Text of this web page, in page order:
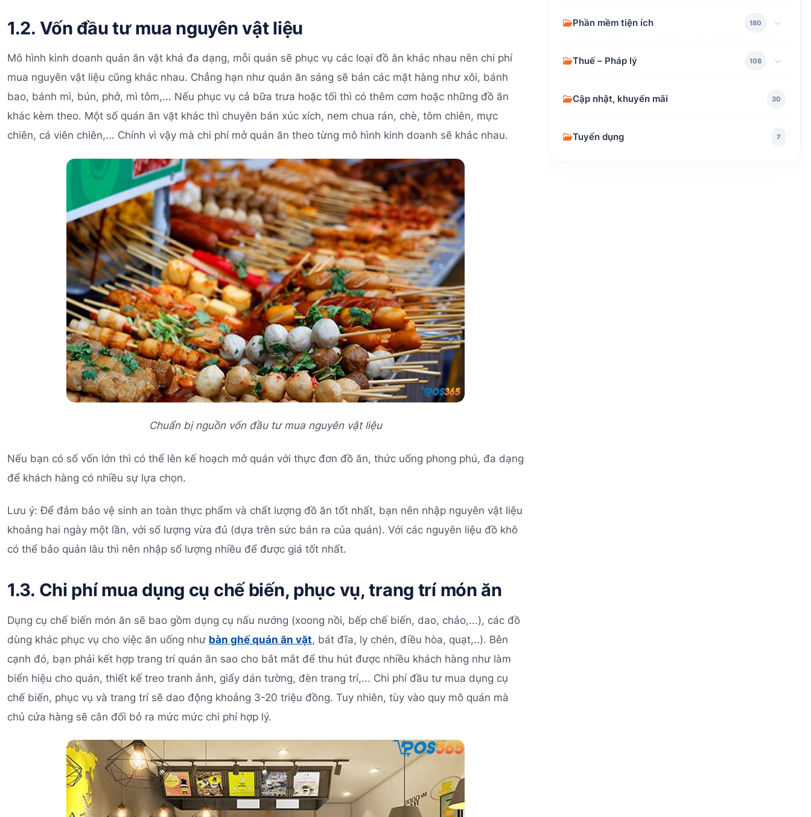
1.2. Vốn đầu tư mua nguyên vật liệu
Mô hình kinh doanh quán ăn vặt khá đa dạng, mỗi quán sẽ phục vụ các loại đồ ăn khác nhau nên chi phí
mua nguyên vật liệu cũng khác nhau. Chẳng hạn như quán ăn sáng sẽ bán các mặt hàng như xôi, bánh
bao, bánh mì, bún, phở, mì tôm,... Nếu phục vụ cả bữa trưa hoặc tối thì có thêm cơm hoặc những đồ ăn
khác kèm theo. Một số quán ăn vặt khác thì chuyên bán xúc xích, nem chua rán, chè, tôm chiên, mực
chiên, cá viên chiên,... Chính vì vậy mà chi phí mở quán ăn theo từng mô hình kinh doanh sẽ khác nhau.
Chuẩn bị nguồn vốn đầu tư mua nguyên vật liệu
Nếu bạn có số vốn lớn thì có thể lên kế hoạch mở quán với thực đơn đồ ăn, thức uống phong phú, đa dạng
để khách hàng có nhiều sự lựa chọn.
Lưu ý: Để đảm bảo vệ sinh an toàn thực phẩm và chất lượng đồ ăn tốt nhất, bạn nên nhập nguyên vật liệu
khoảng hai ngày một lần, với số lượng vừa đủ (dựa trên sức bán ra của quán). Với các nguyên liệu đồ khô
có thể bảo quản lâu thì nên nhập số lượng nhiều để được giá tốt nhất.
1.3. Chi phí mua dụng cụ chế biến, phục vụ, trang trí món ăn
Dụng cụ chế biến món ăn sẽ bao gồm dụng cụ nấu nướng (xoong nồi, bếp chế biến, dao, chảo,...), các đồ
dùng khác phục vụ cho việc ăn uống như bàn ghế quán ăn vặt, bát đĩa, ly chén, điều hòa, quạt,..). Bên
cạnh đó, bạn phải kết hợp trang trí quán ăn sao cho bắt mắt để thu hút được nhiều khách hàng như làm
biển hiệu cho quán, thiết kế treo tranh ảnh, giấy dán tường, đèn trang trí,... Chi phí đầu tư mua dụng cụ
chế biến, phục vụ và trang trí sẽ dao động khoảng 3-20 triệu đồng. Tuy nhiên, tùy vào quy mô quán mà
chủ cửa hàng sẽ cân đối bỏ ra mức mức chi phí hợp lý.
Phần mềm tiện ích 180
Thuế – Pháp lý 108
Cập nhật, khuyến mãi 30
Tuyển dụng 7